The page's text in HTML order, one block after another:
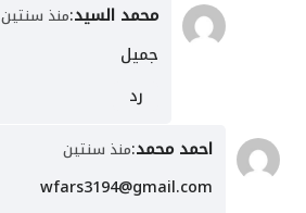
محمد السيد:منذ سنتين
جميل
رد
احمد محمد:منذ سنتين
wfars3194@gmail.com